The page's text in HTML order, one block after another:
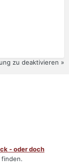
zu deaktivieren »
- oder doch
finden.